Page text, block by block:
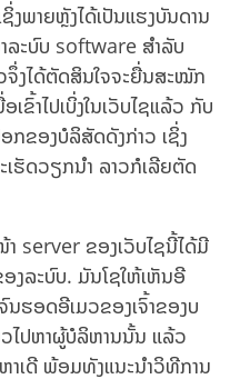
ງພາຍຫຼັງໄດ້ເປັນແຮງບັນດານ
ລະບົບ software ສຳລັບ
ຈຶ່ງໄດ້ຕັດສິນໃຈຈະຍື່ນສະໝັກ
ຂົ້າໄປເບິ່ງໃນເວັບໄຊແລ້ວ ກັບ
ຂອງບໍລິສັດດັງກ່າວ ເຊິ່ງ
ເຮັດວຽກນຳ ລາວກໍເລີຍຕັດ
າ server ຂອງເວັບໄຊນີ້ໄດ້ມີ
ງລະບົບ. ມັນໂຊໃຫ້ເຫັນອີ
ນຮອດອີເມວຂອງເຈົ້າຂອງບ
ໄປຫາຜູ້ບໍລິຫານນັ້ນ ແລ້ວ
ເດີ ພ້ອມທັງແນະນຳວິທີການ